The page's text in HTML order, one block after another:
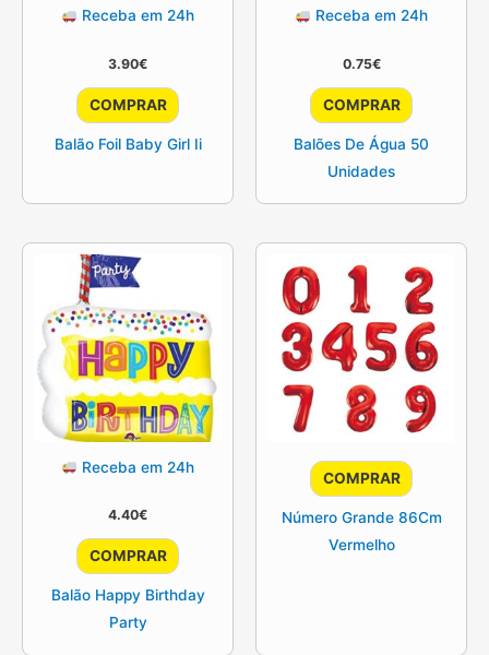
Receba em 24h
3.90€
COMPRAR
Balão Foil Baby Girl Ii
Receba em 24h
0.75€
COMPRAR
Balões De Água 50
Unidades
Receba em 24h
4.40€
COMPRAR
Balão Happy Birthday
Party
COMPRAR
Número Grande 86Cm
Vermelho